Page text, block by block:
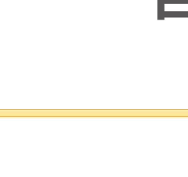
甲海峡更使马来西亚具有地